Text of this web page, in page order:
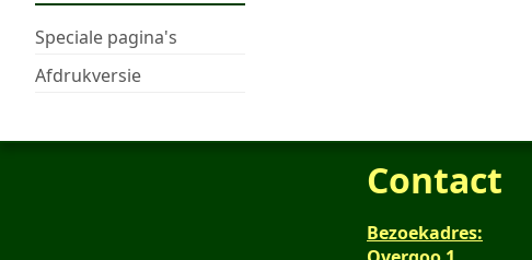
Speciale pagina's
Afdrukversie
Contact
Bezoekadres: